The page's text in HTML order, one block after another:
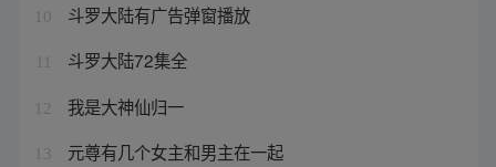
10 斗罗大陆有广告弹窗播放
斗罗大陆72集全
12 我是大神仙归一
13 元尊有几个女主和男主在一起